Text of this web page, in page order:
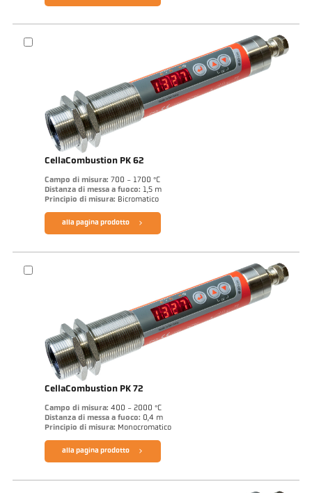
CellaCombustion PK 62
Campo di misura: 700 - 1700 °C
Distanza di messa a fuoco: 1,5 m
Principio di misura: Bicromatico
alla pagina prodotto
CellaCombustion PK 72
Campo di misura: 400 - 2000 °C
Distanza di messa a fuoco: 0,4 m
Principio di misura: Monocromatico
alla pagina prodotto